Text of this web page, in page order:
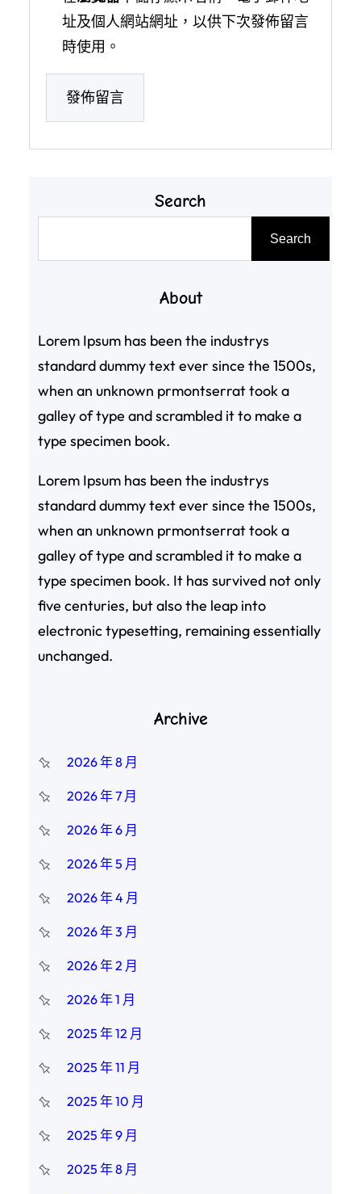
址及個人網站網址，以供下次發佈留言
時使用。
Search
Search
About
Lorem Ipsum has been the industrys
standard dummy text ever since the 1500s,
when an unknown prmontserrat took a
galley of type and scrambled it to make a
type specimen book.
Lorem Ipsum has been the industrys
standard dummy text ever since the 1500s,
when an unknown prmontserrat took a
galley of type and scrambled it to make a
type specimen book. It has survived not only
five centuries, but also the leap into
electronic typesetting, remaining essentially
unchanged.
Archive
2026 年 8 月
2026 年 7 月
2026 年 6 月
2026 年 5 月
2026 年 4 月
2026 年 3 月
2026 年 2 月
2026 年 1 月
2025 年 12 月
2025 年 11 月
2025 年 10 月
2025 年 9 月
2025 年 8 月